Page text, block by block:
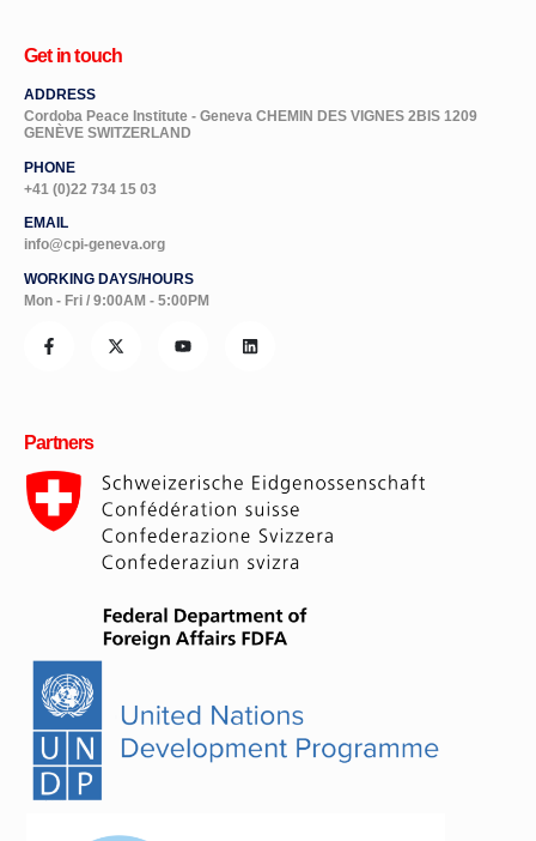
Get in touch
ADDRESS
Cordoba Peace Institute - Geneva CHEMIN DES VIGNES 2BIS 1209
GENÈVE SWITZERLAND
PHONE
+41 (0)22 734 15 03
EMAIL
info@cpi-geneva.org
WORKING DAYS/HOURS
Mon - Fri / 9:00AM - 5:00PM
Partners